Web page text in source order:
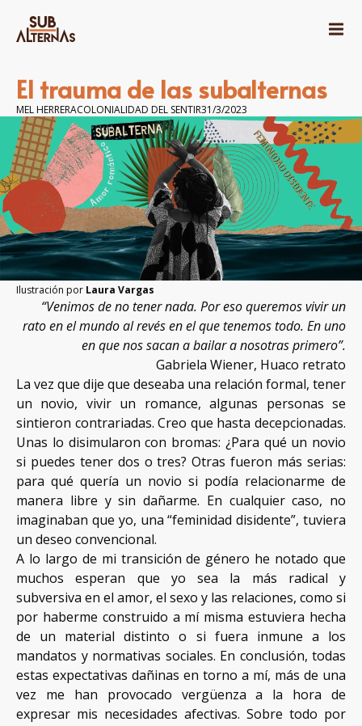
COLONIALIDAD Y GÉNERO
ANTIRRACISMO
GÉNERO SIN PERSPECTIVA
NI BIOLOGÍA NI DESTINO
VIOLENCIAS DEGENERADAS
COLONIALIDAD DEL SENTIR
SALUD/DERECHOS SEXUALES Y REPRODUCTIVOS
PAJARERÍAS, TORTILLERISMOS Y BUGARRONANCIAS
MATERNIDADES INAPROPIADAS
MASCULINIDADES
MARGINALIA
CUARTO PROPIO
ESPECIALES
COLUMNAS GRÁFICAS
INTROSPECCIONES
PUTISEXO
¿QUÉ ES SUBALTERNAS?
PUBLICA CON NOSOTRAS
APÓYANOS
El trauma de las subalternas
MEL HERRERACOLONIALIDAD DEL SENTIR31/3/2023
Ilustración por Laura Vargas
“Venimos de no tener nada. Por eso queremos vivir un
rato en el mundo al revés en el que tenemos todo. En uno
en que nos sacan a bailar a nosotras primero”.
Gabriela Wiener, Huaco retrato
La vez que dije que deseaba una relación formal, tener
un novio, vivir un romance, algunas personas se
sintieron contrariadas. Creo que hasta decepcionadas.
Unas lo disimularon con bromas: ¿Para qué un novio
si puedes tener dos o tres? Otras fueron más serias:
para qué quería un novio si podía relacionarme de
manera libre y sin dañarme. En cualquier caso, no
imaginaban que yo, una “feminidad disidente”, tuviera
un deseo convencional.
A lo largo de mi transición de género he notado que
muchos esperan que yo sea la más radical y
subversiva en el amor, el sexo y las relaciones, como si
por haberme construido a mí misma estuviera hecha
de un material distinto o si fuera inmune a los
mandatos y normativas sociales. En conclusión, todas
estas expectativas dañinas en torno a mí, más de una
vez me han provocado vergüenza a la hora de
expresar mis necesidades afectivas. Sobre todo por